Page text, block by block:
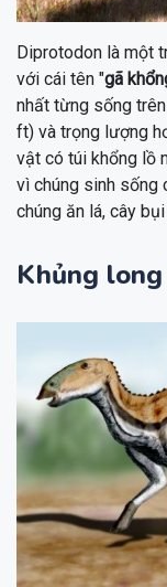
Diprotodon là một
với cái tên "gã
nhất từng sống
ft) và trọng lượng
vật có túi khổng lồ
vì chúng sinh sống
chúng ăn lá, cây
Khủng